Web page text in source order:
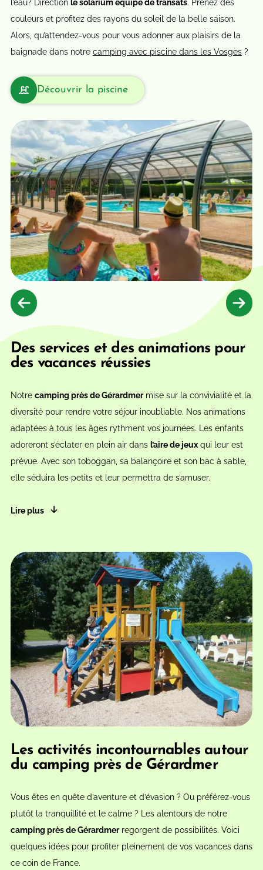
l’eau? Direction le solarium équipé de transats. Prenez des
couleurs et profitez des rayons du soleil de la belle saison.
Alors, qu’attendez-vous pour vous adonner aux plaisirs de la
baignade dans notre camping avec piscine dans les Vosges?
Découvrir la piscine
Des services et des animations pour
des vacances réussies
Notre camping près de Gérardmermise sur la convivialité et la
diversité pour rendre votre séjour inoubliable. Nos animations
adaptées à tous les âges rythment vos journées. Les enfants
adoreront s’éclater en plein air dans l’aire de jeuxqui leur est
prévue. Avec son toboggan, sa balançoire et son bac à sable,
elle séduira les petits et leur permettra de s’amuser.
Lire plus
Les activités incontournables autour
du camping près de Gérardmer
Vous êtes en quête d’aventure et d’évasion ? Ou préférez-vous
plutôt la tranquillité et le calme ? Les alentours de notre
camping près de Gérardmerregorgent de possibilités. Voici
quelques idées pour profiter pleinement de vos vacances dans
ce coin de France.